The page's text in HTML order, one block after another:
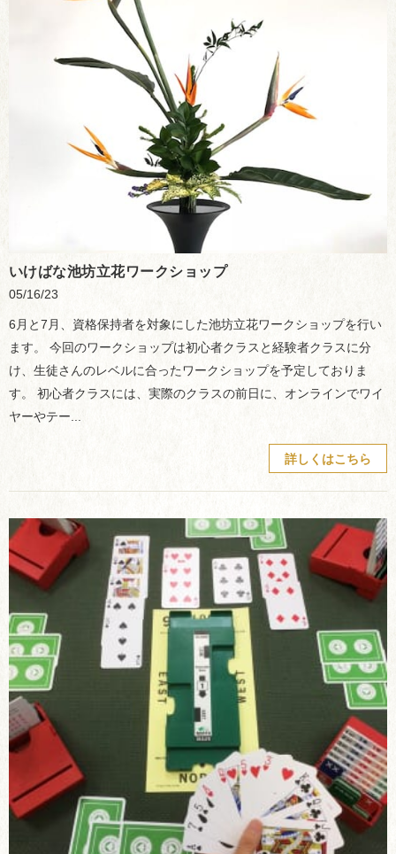
いけばな池坊立花ワークショップ
05/16/23
6月と7月、資格保持者を対象にした池坊立花ワークショップを行い
ます。 今回のワークショップは初心者クラスと経験者クラスに分
け、生徒さんのレベルに合ったワークショップを予定しておりま
す。 初心者クラスには、実際のクラスの前日に、オンラインでワイ
ヤーやテー...
詳しくはこちら